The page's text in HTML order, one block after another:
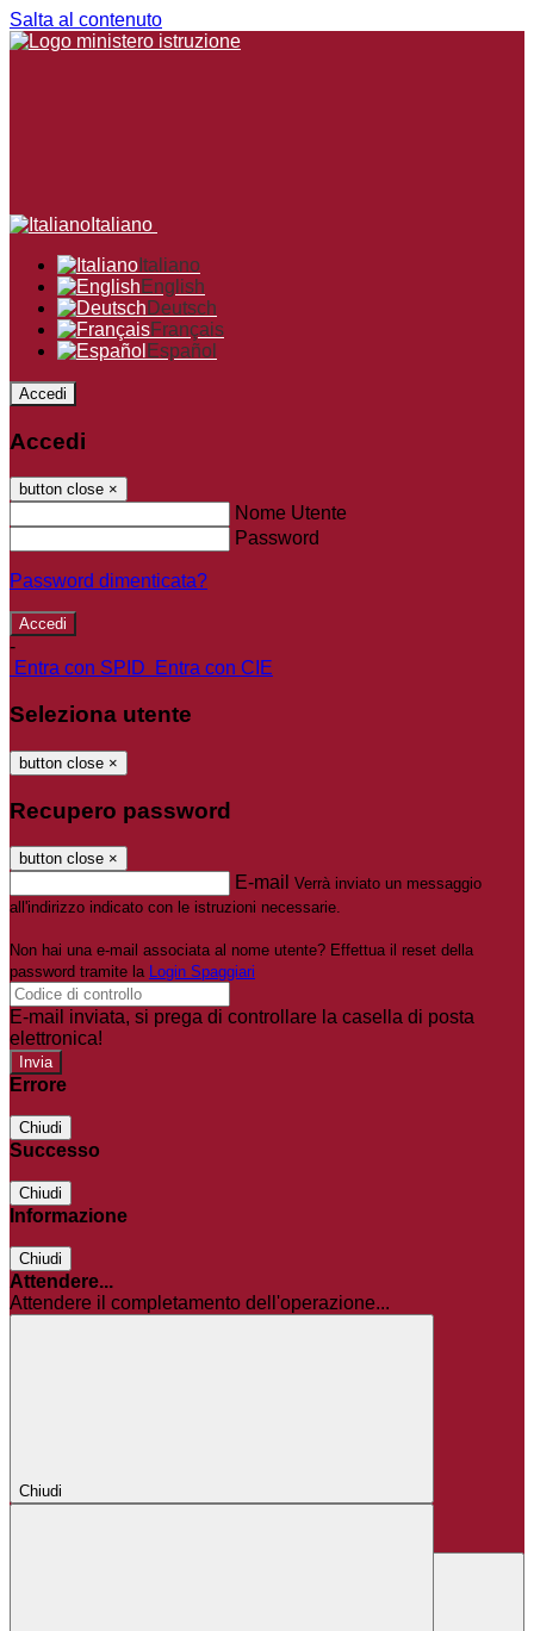
Salta al contenuto
Italiano
Italiano
English
Deutsch
Français
Español
Accedi
Accedi
button close ×
Nome Utente
Password
Password dimenticata?
-
Entra con SPID
Entra con CIE
Seleziona utente
button close ×
Recupero password
button close ×
E-mail Verrà inviato un messaggio
all'indirizzo indicato con le istruzioni necessarie.
Non hai una e-mail associata al nome utente? Effettua il reset della
password tramite la Login Spaggiari
E-mail inviata, si prega di controllare la casella di posta
elettronica!
Errore
Chiudi
Successo
Chiudi
Informazione
Chiudi
Attendere...
Attendere il completamento dell'operazione...
Chiudi